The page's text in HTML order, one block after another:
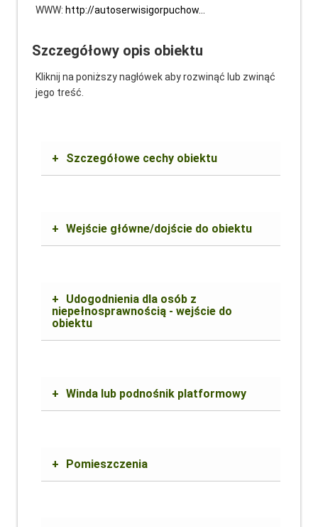
WWW: http://autoserwisigorpuchow…
Szczegółowy opis obiektu
Kliknij na poniższy nagłówek aby rozwinąć lub zwinąć
jego treść.
+ Szczegółowe cechy obiektu
+ Wejście główne/dojście do obiektu
+
Udogodnienia dla osób z
niepełnosprawnością - wejście do
obiektu
+ Winda lub podnośnik platformowy
+ Pomieszczenia